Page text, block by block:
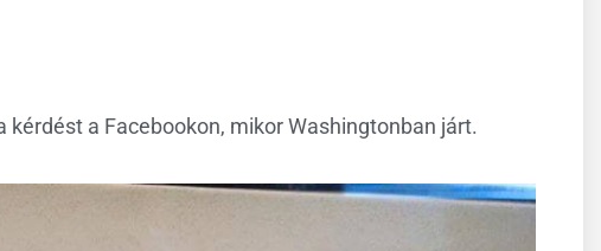
a Facebookon, mikor Washingtonban járt.